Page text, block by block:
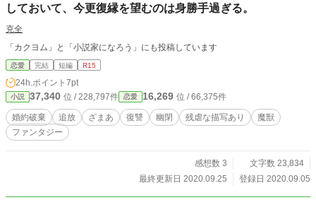
しておいて、今更復縁を望むのは身勝手過ぎる。
克全
「カクヨム」と「小説家になろう」にも投稿しています
恋愛 完結 短編 R15
24h.ポイント 7pt
小説 37,340 位 / 228,797件 恋愛 16,269 位 / 66,375件
婚約破棄 追放 ざまあ 復讐 幽閉 残虐な描写あり
魔獣
ファンタジー
感想数 3
文字数 23,834
最終更新日 2020.09.25
登録日 2020.09.05